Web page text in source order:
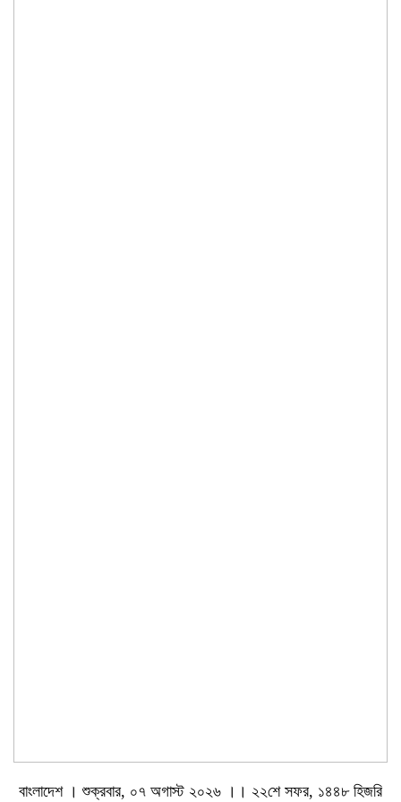
বাংলাদেশ । শুক্রবার, ০৭ অগাস্ট ২০২৬ ।। ২২শে সফর, ১৪৪৮ হিজরি